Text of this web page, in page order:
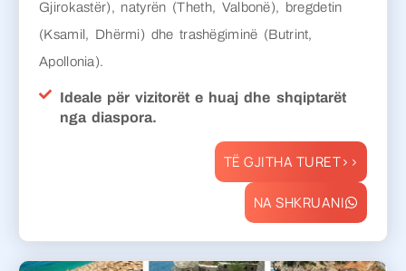
Gjirokastër), natyrën (Theth, Valbonë), bregdetin
(Ksamil, Dhërmi) dhe trashëgiminë (Butrint,
Apollonia).
Ideale për vizitorët e huaj dhe shqiptarët
nga diaspora.
TË GJITHA TURET>>
NA SHKRUANI